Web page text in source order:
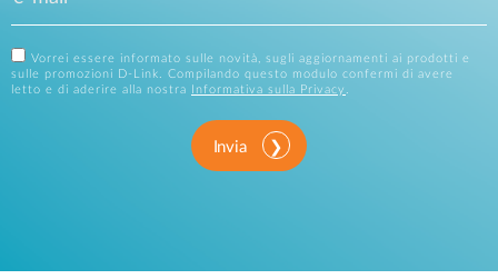
Vorrei essere informato sulle novità, sugli aggiornamenti ai prodotti e
sulle promozioni D-Link. Compilando questo modulo confermi di avere
letto e di aderire alla nostra
Informativa sulla Privacy .
Invia